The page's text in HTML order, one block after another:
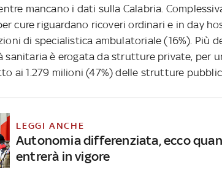
mancano i dati sulla Calabria.
cure riguardano ricoveri ordinari e in day
di specialistica ambulatoriale (16%). Più
sanitaria è erogata da strutture private, per
ai 1.279 milioni (47%) delle strutture
LEGGI ANCHE
Autonomia differenziata, ecco
entrerà in vigore